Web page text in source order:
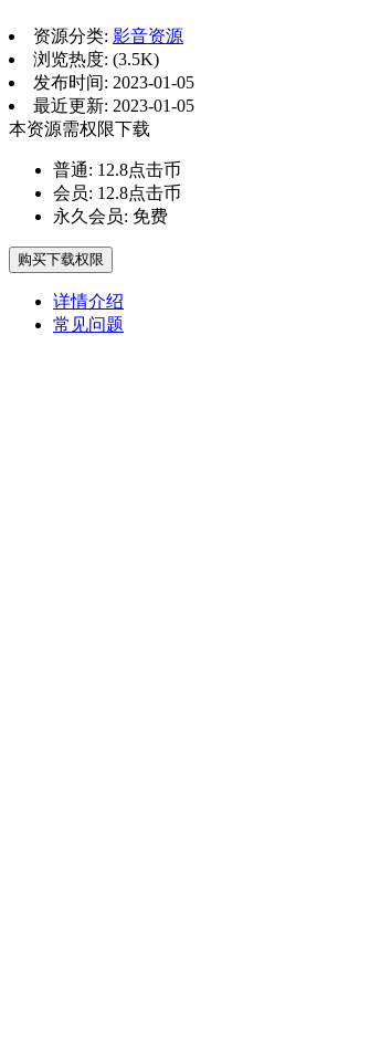
资源分类: 影音资源
浏览热度: (3.5K)
发布时间: 2023-01-05
最近更新: 2023-01-05
本资源需权限下载
普通: 12.8点击币
会员: 12.8点击币
永久会员: 免费
购买下载权限
详情介绍
常见问题